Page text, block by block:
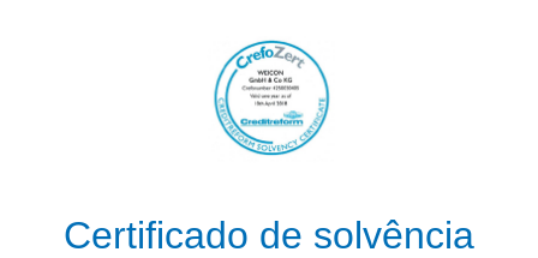
Certificado de solvência